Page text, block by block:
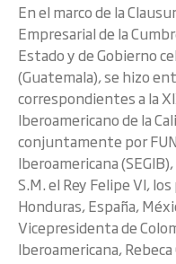
En el marco de la
Empresarial de la
Estado y de Gobierno
(Guatemala), se hizo
correspondientes a la
Iberoamericano de la
conjuntamente por
Iberoamericana
S.M. el Rey Felipe VI,
Honduras, España,
Vicepresidenta de
Iberoamericana,